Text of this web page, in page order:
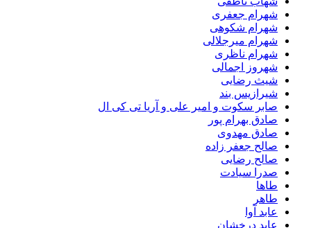
شهرام جعفری
شهرام شکوهی
شهرام میرجلالی
شهرام ناظری
شهروز اجمالی
شیث رضایی
شیرازیس بند
صابر سکوت و امیر علی و آریا تی کی ال
صادق بهرام پور
صادق مهدوی
صالح جعفر زاده
صالح رضایی
صدرا سیادت
طاها
طاهر
عابد آوا
عابد درخشان